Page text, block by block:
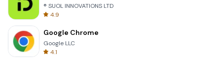
® SUOL INNOVATIONS LTD
4.9
Google Chrome
Google LLC
4.1